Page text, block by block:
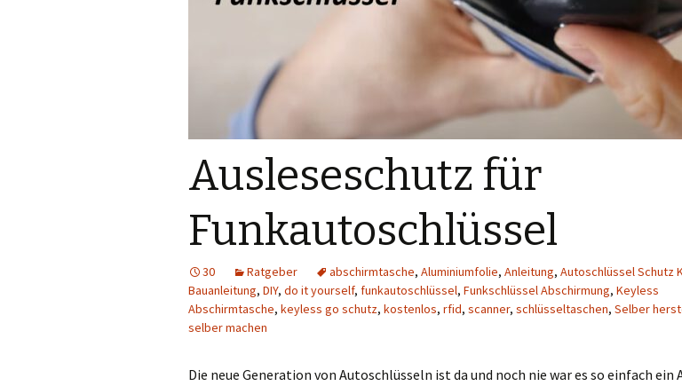
Ausleseschutz für
Funkautoschlüssel
30 Ratgeber abschirmtasche, Aluminiumfolie, Anleitung, Autoschlüssel Schutz
Bauanleitung, DIY, do it yourself, funkautoschlüssel, Funkschlüssel Abschirmung, Keyless
Abschirmtasche, keyless go schutz, kostenlos, rfid, scanner, schlüsseltaschen, Selber
selber machen
Die neue Generation von Autoschlüsseln ist da und noch nie war es so einfach ein